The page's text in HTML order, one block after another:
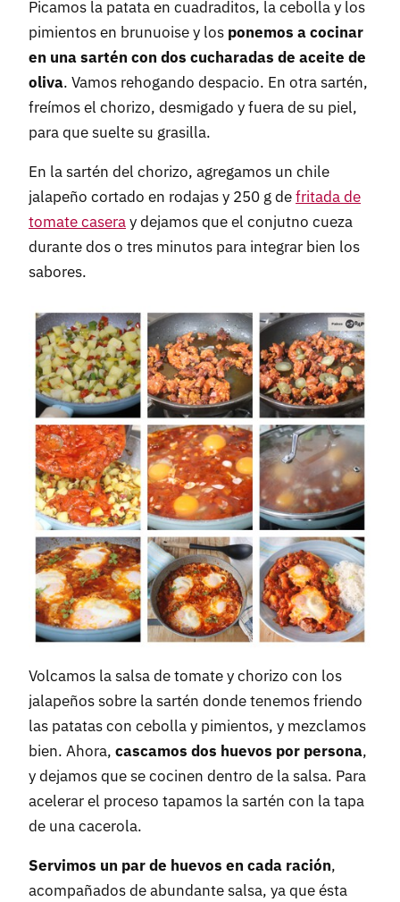
Picamos la patata en cuadraditos, la cebolla y los
pimientos en brunuoise y los ponemos a cocinar
en una sartén con dos cucharadas de aceite de
oliva. Vamos rehogando despacio. En otra sartén,
freímos el chorizo, desmigado y fuera de su piel,
para que suelte su grasilla.
En la sartén del chorizo, agregamos un chile
jalapeño cortado en rodajas y 250 g defritada de
tomate caseray dejamos que el conjutno cueza
durante dos o tres minutos para integrar bien los
sabores.
Volcamos la salsa de tomate y chorizo con los
jalapeños sobre la sartén donde tenemos friendo
las patatas con cebolla y pimientos, y mezclamos
bien. Ahora, cascamos dos huevos por persona,
y dejamos que se cocinen dentro de la salsa. Para
acelerar el proceso tapamos la sartén con la tapa
de una cacerola.
Servimos un par de huevos en cada ración,
acompañados de abundante salsa, ya que ésta